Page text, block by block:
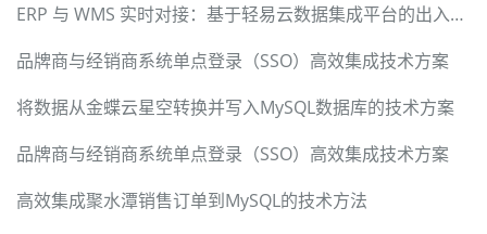
ERP 与 WMS 实时对接：基于轻易云数据集成平台的出入库信息同步方案
品牌商与经销商系统单点登录（SSO）高效集成技术方案
将数据从金蝶云星空转换并写入MySQL数据库的技术方案
品牌商与经销商系统单点登录（SSO）高效集成技术方案
高效集成聚水潭销售订单到MySQL的技术方法